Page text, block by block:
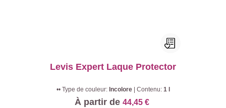
Levis Expert Laque Protector
•• Type de couleur: Incolore Contenu: 1 l
À partir de 44,45 €